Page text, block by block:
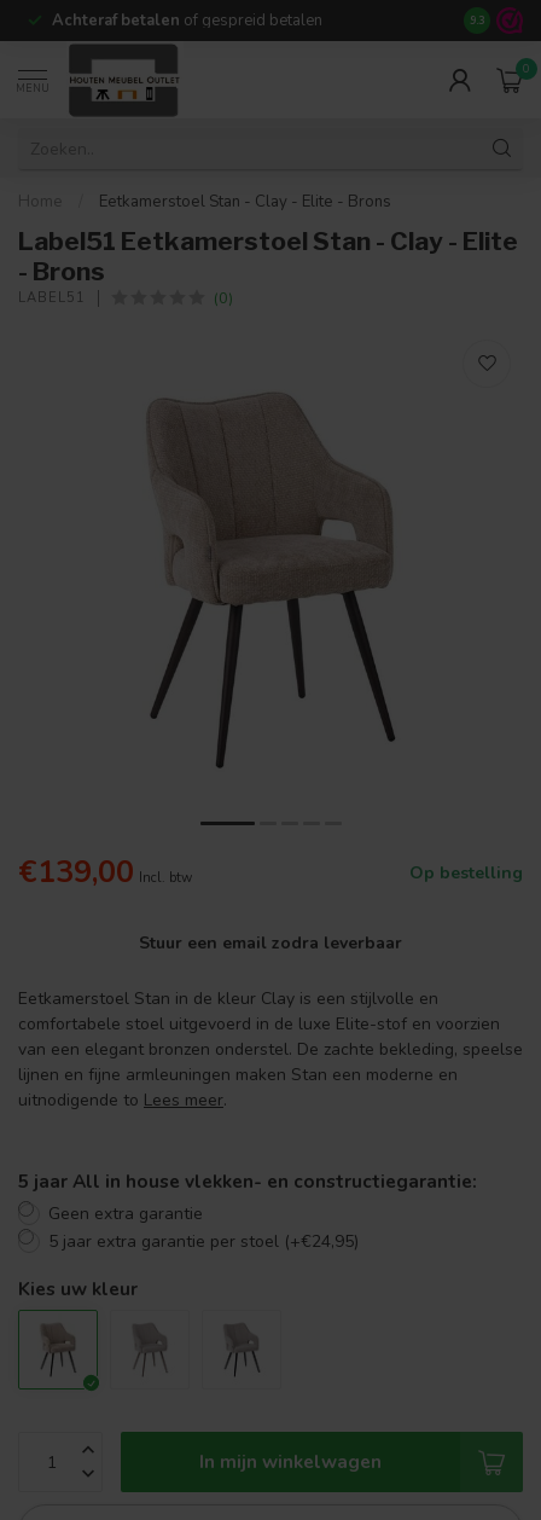
Achteraf betalen of gespreid betalen 14 dagen
9.3
MENU
0
Home Eetkamerstoel Stan - Clay - Elite - Brons
Label51 Eetkamerstoel Stan - Clay - Elite
- Brons
LABEL51 (0)
€139,00 Incl. btw Op bestelling
Stuur een email zodra leverbaar
Eetkamerstoel Stan in de kleur Clay is een stijlvolle en
comfortabele stoel uitgevoerd in de luxe Elite-stof en voorzien
van een elegant bronzen onderstel. De zachte bekleding, speelse
lijnen en fijne armleuningen maken Stan een moderne en
uitnodigende to Lees meer.
5 jaar All in house vlekken- en constructiegarantie:
Geen extra garantie
5 jaar extra garantie per stoel (+€24,95)
Kies uw kleur
In mijn winkelwagen